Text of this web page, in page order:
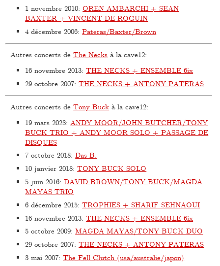
1 novembre 2010:OREN AMBARCHI + SEAN
BAXTER + VINCENT DE ROGUIN
4 décembre 2006:Pateras/Baxter/Brown
Autres concerts deThe Necks à la cave12:
16 novembre 2013:THE NECKS + ENSEMBLE 6ix
29 octobre 2007:THE NECKS + ANTONY PATERAS
Autres concerts deTony Buck à la cave12:
19 mars 2023: ANDY MOOR/JOHN BUTCHER/TONY
BUCK TRIO + ANDY MOOR SOLO + PASSAGE DE
DISQUES
7 octobre 2018:Das B.
10 janvier 2018:TONY BUCK SOLO
5 juin 2016:DAVID BROWN/TONY BUCK/MAGDA
MAYAS TRIO
6 décembre 2015:TROPHIES + SHARIF SEHNAOUI
16 novembre 2013:THE NECKS + ENSEMBLE 6ix
5 octobre 2009:MAGDA MAYAS/TONY BUCK DUO
29 octobre 2007:THE NECKS + ANTONY PATERAS
3 mai 2007:The Fell Clutch (usa/australie/japon)